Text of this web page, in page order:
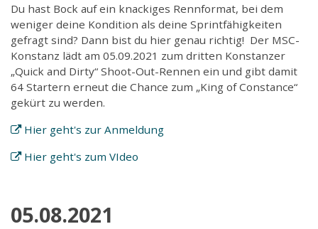
Du hast Bock auf ein knackiges Rennformat, bei dem
weniger deine Kondition als deine Sprintfähigkeiten
gefragt sind? Dann bist du hier genau richtig! Der MSC-
Konstanz lädt am 05.09.2021 zum dritten Konstanzer
„Quick and Dirty“ Shoot-Out-Rennen ein und gibt damit
64 Startern erneut die Chance zum „King of Constance“
gekürt zu werden.
Hier geht's zur Anmeldung
Hier geht's zum VIdeo
05.08.2021